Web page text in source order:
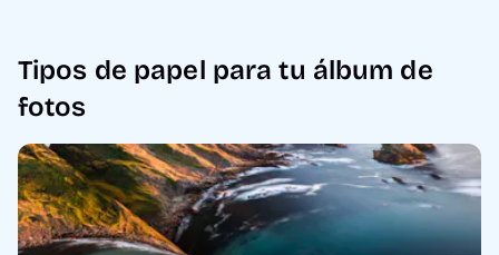
Tipos de papel para tu álbum de
fotos